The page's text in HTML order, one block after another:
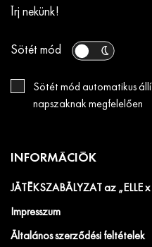
Írj nekünk!
Sötét mód
Sötét mód automatikus
napszaknak megfelelően
INFORMÁCIÓK
JÁTÉKSZABÁLYZAT az „ELLE
Impresszum
Általános szerződési feltételek